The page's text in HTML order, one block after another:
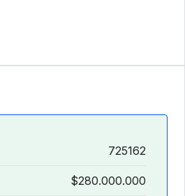
725162
$280.000.000